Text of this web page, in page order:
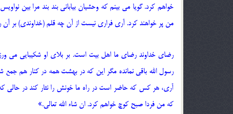
خواهم کرد. گویا می بینم که وحشیان بیابانی بند بند مرا بین
من پر خواهند کرد. آری فراری نیست از آن چه قلم (خداوندی) بر آن
رضای خداوند رضای ما اهل بیت است. بر بلای او شکیبایی می
رسول الله باقی نمانده مگر این که در بهشت همه در کنار هم جمع
آری، هر کس که حاضر است در راه ما خونش را نثار کند در حالی
که من فردا صبح کوچ خواهم کرد. ان شاء الله تعالی.»